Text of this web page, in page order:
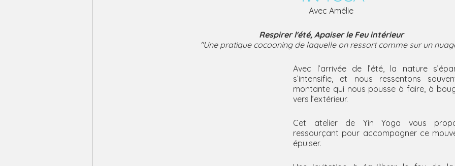
Avec Amélie
Respirer l'été, Apaiser le Feu intérieur
"Une pratique cocooning de laquelle on ressort comme sur un
Avec l’arrivée de l’été, la nature
s’intensifie, et nous ressentons
montante qui nous pousse à faire, à
vers l’extérieur.
Cet atelier de Yin Yoga vous
ressourçant pour accompagner ce
épuiser.